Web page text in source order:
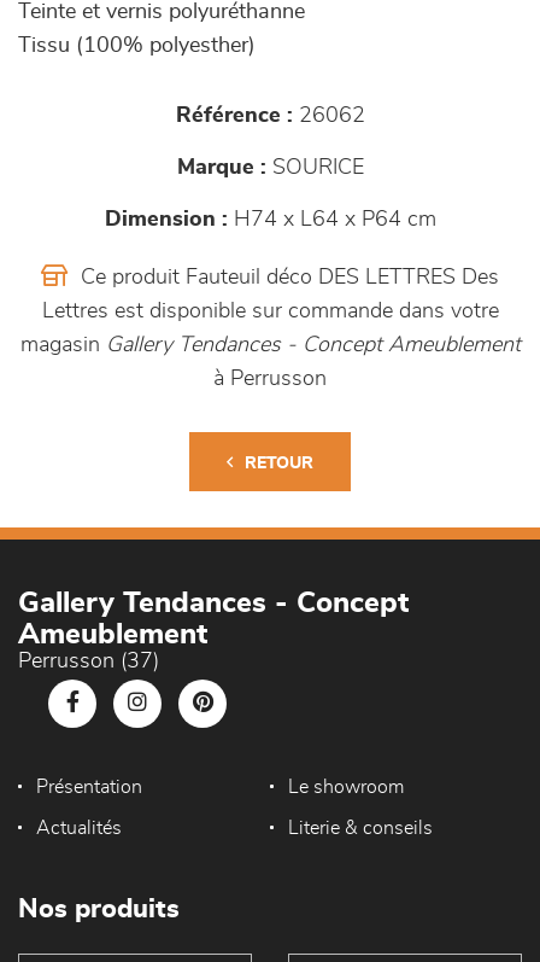
Teinte et vernis polyuréthanne
Tissu (100% polyesther)
Référence : 26062
Marque : SOURICE
Dimension : H74 x L64 x P64 cm
Ce produit Fauteuil déco DES LETTRES Des
Lettres est disponible sur commande dans votre
magasin Gallery Tendances - Concept Ameublement
à Perrusson
RETOUR
Gallery Tendances - Concept
Ameublement
Perrusson (37)
Présentation Le showroom
Actualités Literie & conseils
Nos produits